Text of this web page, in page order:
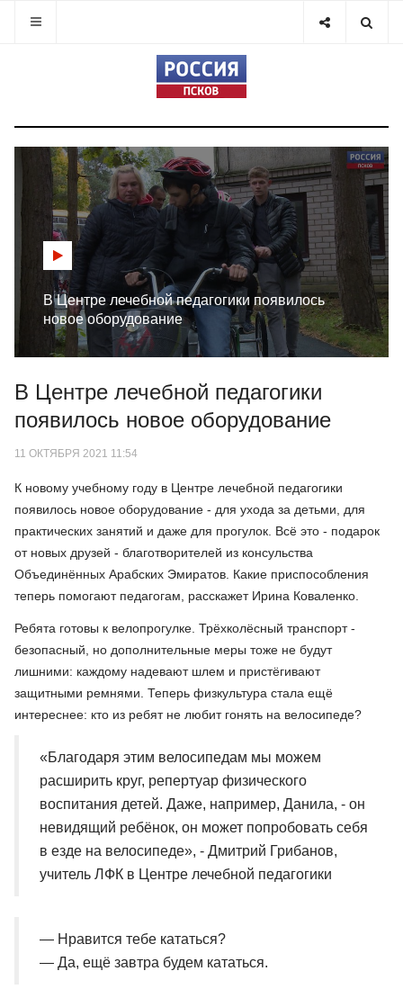
В Центре лечебной педагогики появилось
новое оборудование
В Центре лечебной педагогики
появилось новое оборудование
11 ОКТЯБРЯ 2021 11:54
К новому учебному году в Центре лечебной педагогики
появилось новое оборудование - для ухода за детьми, для
практических занятий и даже для прогулок. Всё это - подарок
от новых друзей - благотворителей из консульства
Объединённых Арабских Эмиратов. Какие приспособления
теперь помогают педагогам, расскажет Ирина Коваленко.
Ребята готовы к велопрогулке. Трёхколёсный транспорт -
безопасный, но дополнительные меры тоже не будут
лишними: каждому надевают шлем и пристёгивают
защитными ремнями. Теперь физкультура стала ещё
интереснее: кто из ребят не любит гонять на велосипеде?
«Благодаря этим велосипедам мы можем
расширить круг, репертуар физического
воспитания детей. Даже, например, Данила, - он
невидящий ребёнок, он может попробовать себя
в езде на велосипеде», - Дмитрий Грибанов,
учитель ЛФК в Центре лечебной педагогики
— Нравится тебе кататься?
— Да, ещё завтра будем кататься.